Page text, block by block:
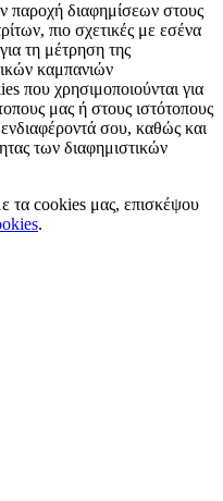
παροχή διαφημίσεων στους
πιο σχετικές με εσένα
τη μέτρηση της
καμπανιών
που χρησιμοποιούνται για
μας ή στους ιστότοπους
σου, καθώς και
των διαφημιστικών
τα cookies μας, επισκέψου
.